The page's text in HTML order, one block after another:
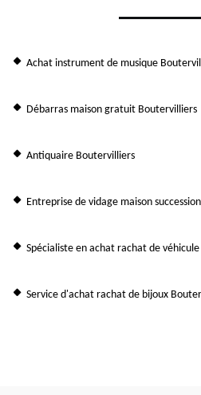
Achat instrument de musique
Débarras maison gratuit Boutervilliers
Antiquaire Boutervilliers
Entreprise de vidage maison
Spécialiste en achat rachat de
Service d'achat rachat de bijoux